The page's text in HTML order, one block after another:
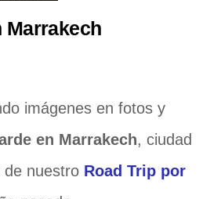
Marrakech
imágenes en fotos y
en Marrakech, ciudad
de nuestro Road Trip por